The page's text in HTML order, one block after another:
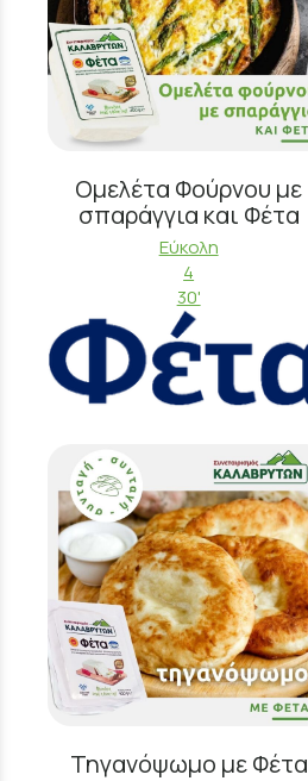
Ομελέτα Φούρνου με
σπαράγγια και Φέτα
Εύκολη
4
30'
Τηγανόψωμο με Φέτα